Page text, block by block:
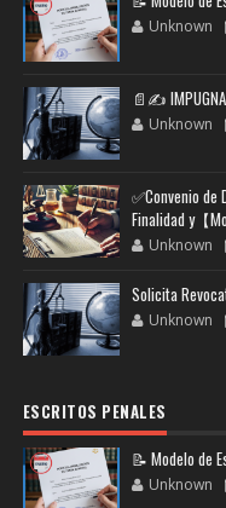
Unknown
📄✍️
Unknown
✅Convenio de
Finalidad y【
Unknown
Solicita
Unknown
ESCRITOS PENALES
📝 Modelo de
Unknown